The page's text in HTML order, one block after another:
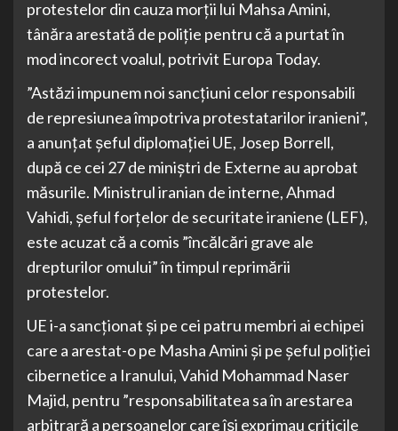
protestelor din cauza morții lui Mahsa Amini,
tânăra arestată de poliție pentru că a purtat în
mod incorect voalul, potrivit Europa Today.
”Astăzi impunem noi sancțiuni celor responsabili
de represiunea împotriva protestatarilor iranieni”,
a anunțat șeful diplomației UE, Josep Borrell,
după ce cei 27 de miniștri de Externe au aprobat
măsurile. Ministrul iranian de interne, Ahmad
Vahidi, șeful forțelor de securitate iraniene (LEF),
este acuzat că a comis ”încălcări grave ale
drepturilor omului” în timpul reprimării
protestelor.
UE i-a sancționat și pe cei patru membri ai echipei
care a arestat-o ​​pe Masha Amini și pe șeful poliției
cibernetice a Iranului, Vahid Mohammad Naser
Majid, pentru ”responsabilitatea sa în arestarea
arbitrară a persoanelor care își exprimau criticile